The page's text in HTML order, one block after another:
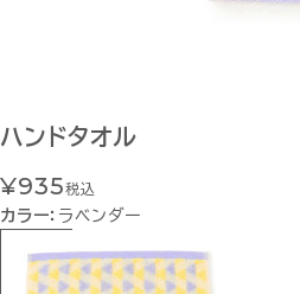
ハンドタオル
¥935税込
カラー： ラベンダー